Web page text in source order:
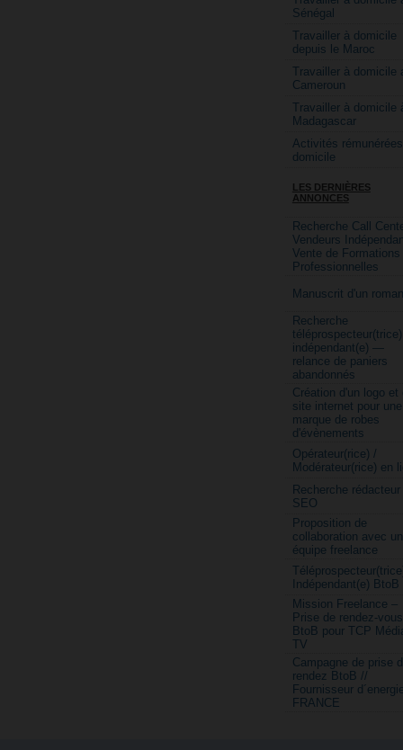
Sénégal
Travailler à domicile
depuis le Maroc
Travailler à domicile
Cameroun
Travailler à domicile
Madagascar
Activités
domicile
LES DERNIÈRES
ANNONCES
Recherche Call
Vendeurs
Vente de Formations
Professionnelles
Manuscrit d'un roman
Recherche
téléprospecteur(trice)
indépendant(e) —
relance de paniers
abandonnés
Création d'un logo et
site internet pour une
marque de robes
d'évènements
Opérateur(rice) /
Modérateur(rice) en
Recherche rédacteur
SEO
Proposition de
collaboration avec
équipe freelance
Indépendant(e) BtoB
Mission Freelance –
Prise de rendez-vous
BtoB pour TCP
TV
Campagne de prise
rendez BtoB //
Fournisseur
FRANCE